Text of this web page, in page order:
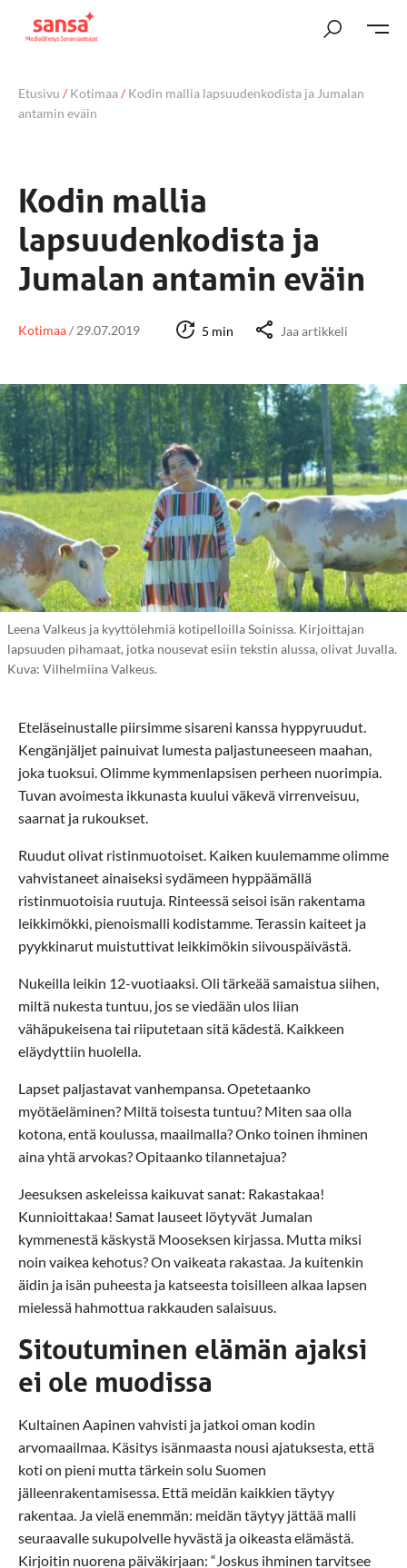
Etusivu /Kotimaa/Kodin mallia lapsuudenkodista ja Jumalan
antamin eväin
Kodin mallia
lapsuudenkodista ja
Jumalan antamin eväin
Kotimaa/ 29.07.2019 5 min Jaa artikkeli
Leena Valkeus ja kyyttölehmiä kotipelloilla Soinissa. Kirjoittajan
lapsuuden pihamaat, jotka nousevat esiin tekstin alussa, olivat Juvalla.
Kuva: Vilhelmiina Valkeus.
Eteläseinustalle piirsimme sisareni kanssa hyppyruudut.
Kengänjäljet painuivat lumesta paljastuneeseen maahan,
joka tuoksui. Olimme kymmenlapsisen perheen nuorimpia.
Tuvan avoimesta ikkunasta kuului väkevä virrenveisuu,
saarnat ja rukoukset.
Ruudut olivat ristinmuotoiset. Kaiken kuulemamme olimme
vahvistaneet ainaiseksi sydämeen hyppäämällä
ristinmuotoisia ruutuja. Rinteessä seisoi isän rakentama
leikkimökki, pienoismalli kodistamme. Terassin kaiteet ja
pyykkinarut muistuttivat leikkimökin siivouspäivästä.
Nukeilla leikin 12-vuotiaaksi. Oli tärkeää samaistua siihen,
miltä nukesta tuntuu, jos se viedään ulos liian
vähäpukeisena tai riiputetaan sitä kädestä. Kaikkeen
eläydyttiin huolella.
Lapset paljastavat vanhempansa. Opetetaanko
myötäeläminen? Miltä toisesta tuntuu? Miten saa olla
kotona, entä koulussa, maailmalla? Onko toinen ihminen
aina yhtä arvokas? Opitaanko tilannetajua?
Jeesuksen askeleissa kaikuvat sanat: Rakastakaa!
Kunnioittakaa! Samat lauseet löytyvät Jumalan
kymmenestä käskystä Mooseksen kirjassa. Mutta miksi
noin vaikea kehotus? On vaikeata rakastaa. Ja kuitenkin
äidin ja isän puheesta ja katseesta toisilleen alkaa lapsen
mielessä hahmottua rakkauden salaisuus.
Sitoutuminen elämän ajaksi
ei ole muodissa
Kultainen Aapinen vahvisti ja jatkoi oman kodin
arvomaailmaa. Käsitys isänmaasta nousi ajatuksesta, että
koti on pieni mutta tärkein solu Suomen
jälleenrakentamisessa. Että meidän kaikkien täytyy
rakentaa. Ja vielä enemmän: meidän täytyy jättää malli
seuraavalle sukupolvelle hyvästä ja oikeasta elämästä.
Kirjoitin nuorena päiväkirjaan: “Joskus ihminen tarvitsee